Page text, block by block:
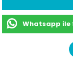
Whatsapp ile